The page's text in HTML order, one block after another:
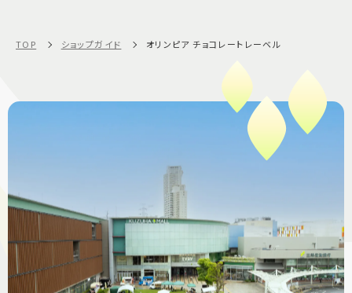
TOP ショップガイド オリンピア チョコレートレーベル